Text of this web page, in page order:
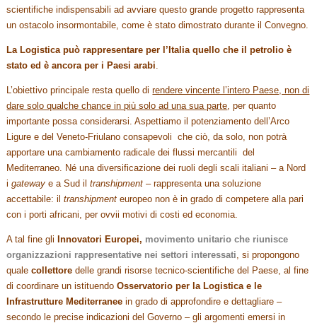
scientifiche indispensabili ad avviare questo grande progetto rappresenta
un ostacolo insormontabile, come è stato dimostrato durante il Convegno.
La Logistica può rappresentare per l’Italia quello che il petrolio è
stato ed è ancora per i Paesi arabi.
L’obiettivo principale resta quello direndere vincente l’intero Paese, non di
dare solo qualche chance in più solo ad una sua parte, per quanto
importante possa considerarsi. Aspettiamo il potenziamento dell’Arco
Ligure e del Veneto-Friulano consapevoli che ciò, da solo, non potrà
apportare una cambiamento radicale dei flussi mercantili del
Mediterraneo. Né una diversificazione dei ruoli degli scali italiani – a Nord
igateway e a Sud iltranshipment – rappresenta una soluzione
accettabile: iltranshipment europeo non è in grado di competere alla pari
con i porti africani, per ovvii motivi di costi ed economia.
A tal fine gli Innovatori Europei, movimento unitario che riunisce
organizzazioni rappresentative nei settori interessati, si propongono
qualecollettore delle grandi risorse tecnico-scientifiche del Paese, al fine
di coordinare un istituendoOsservatorio per la Logistica e le
Infrastrutture Mediterranee in grado di approfondire e dettagliare –
secondo le precise indicazioni del Governo – gli argomenti emersi in